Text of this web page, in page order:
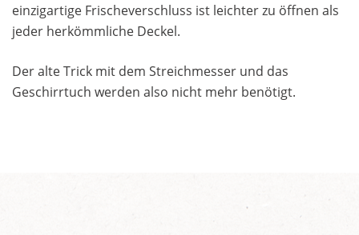
einzigartige Frischeverschluss ist leichter zu öffnen als
jeder herkömmliche Deckel.
Der alte Trick mit dem Streichmesser und das
Geschirrtuch werden also nicht mehr benötigt.